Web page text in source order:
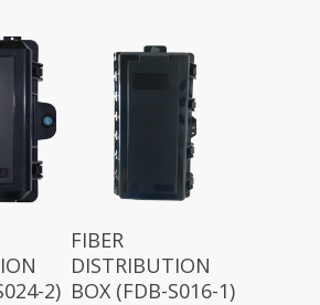
2)
FIBER
DISTRIBUTION
BOX (FDB-S016-1)